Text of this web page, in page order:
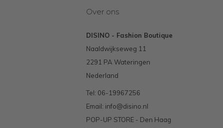
Over ons
DISINO - Fashion Boutique
Naaldwijkseweg 11
2291 PA Wateringen
Nederland
Tel: 06-19967256
Email: info@disino.nl
POP-UP STORE - Den Haag